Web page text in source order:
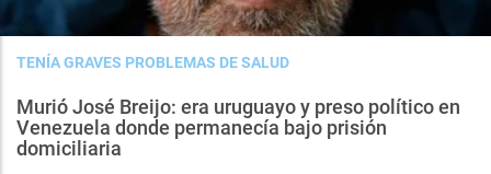
TENÍA GRAVES PROBLEMAS DE SALUD
Murió José Breijo: era uruguayo y preso político en
Venezuela donde permanecía bajo prisión
domiciliaria